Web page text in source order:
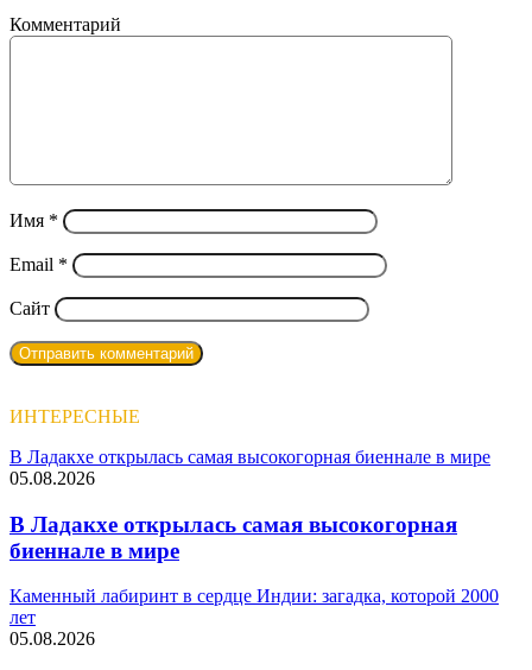
Комментарий
Имя *
Email *
Сайт
ИНТЕРЕСНЫЕ
В Ладакхе открылась самая высокогорная биеннале в мире
05.08.2026
В Ладакхе открылась самая высокогорная
биеннале в мире
Каменный лабиринт в сердце Индии: загадка, которой 2000
лет
05.08.2026